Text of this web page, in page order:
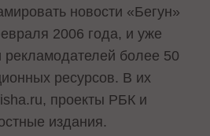
новости «Бегун»
2006 года, и уже
рекламодателей более 50
ресурсов. В их
проекты РБК и
издания.